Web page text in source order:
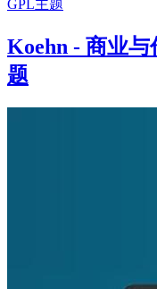
GPL主题
Koehn - 商业与
题